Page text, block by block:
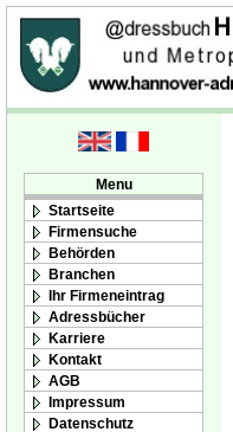
Menu
Startseite
Firmensuche
Behörden
Branchen
Ihr Firmeneintrag
Adressbücher
Karriere
Kontakt
AGB
Impressum
Datenschutz